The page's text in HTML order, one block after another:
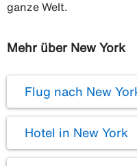
ganze Welt.
Mehr über New York
Flug nach New
Hotel in New York